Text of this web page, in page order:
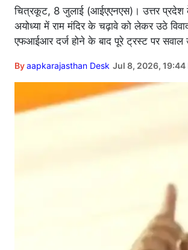
चित्रकूट, 8 जुलाई (आईएएनएस)। उत्तर प्रदेश के
अयोध्या में राम मंदिर के चढ़ावे को लेकर उठे
एफआईआर दर्ज होने के बाद पूरे ट्रस्ट पर सवाल
Byaapkarajasthan Desk Jul 8, 2026, 19:44